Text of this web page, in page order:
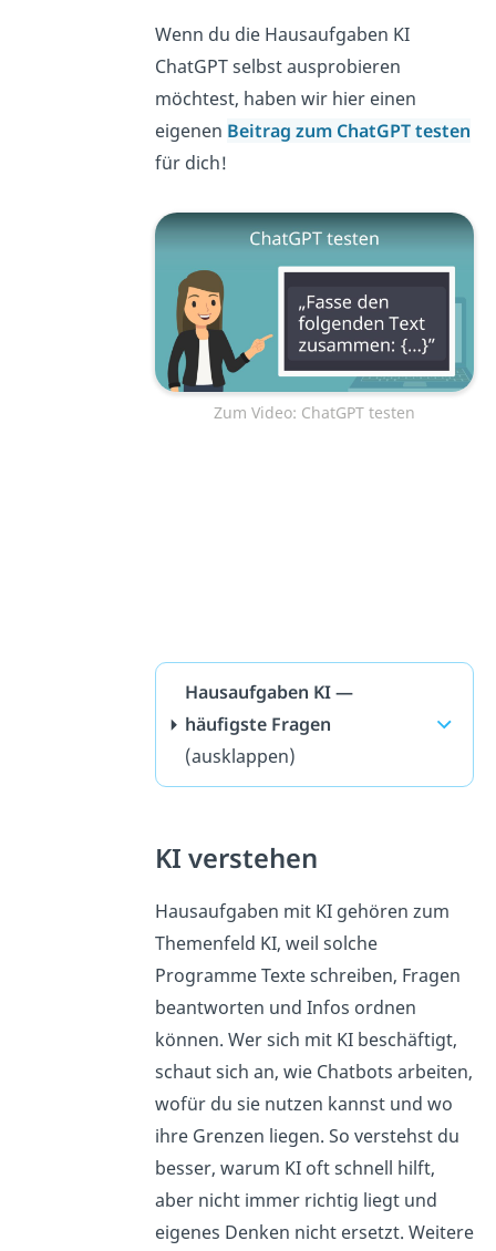
Wenn du die Hausaufgaben KI
ChatGPT selbst ausprobieren
möchtest, haben wir hier einen
eigenen Beitrag zumChatGPT testen
für dich!
Zum Video: ChatGPT testen
Hausaufgaben KI —
häufigste Fragen
(ausklappen)
KI verstehen
Hausaufgaben mit KI gehören zum
Themenfeld KI, weil solche
Programme Texte schreiben, Fragen
beantworten und Infos ordnen
können. Wer sich mit KI beschäftigt,
schaut sich an, wie Chatbots arbeiten,
wofür du sie nutzen kannst und wo
ihre Grenzen liegen. So verstehst du
besser, warum KI oft schnell hilft,
aber nicht immer richtig liegt und
eigenes Denken nicht ersetzt. Weitere